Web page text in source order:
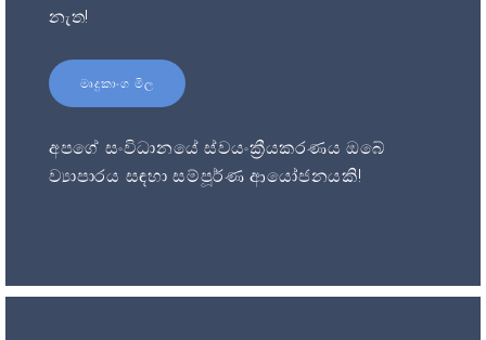
නැත!
මෘදුකාංග මිල
අපගේ සංවිධානයේ ස්වයංක්‍රීයකරණය ඔබේ
ව්‍යාපාරය සඳහා සම්පූර්ණ ආයෝජනයකි!